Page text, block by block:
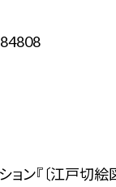
ン『〔江戸切